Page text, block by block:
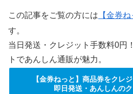
この記事をご覧の方には 【金券ね
す。
当日発送・クレジット手数料0円
トであんしん通販が魅力。
【金券ねっと】商品券をクレ
即日発送・あんしんの